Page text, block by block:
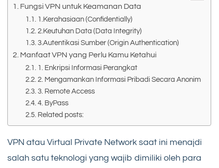
Fungsi VPN untuk Keamanan Data
1.Kerahasiaan (Confidentially)
2.Keutuhan Data (Data Integrity)
3.Autentikasi Sumber (Origin Authentication)
Manfaat VPN yang Perlu Kamu Ketahui
1. Enkripsi Informasi Perangkat
2. Mengamankan Informasi Pribadi Secara Anonim
3. Remote Access
4. ByPass
Related posts:
VPN atau Virtual Private Network saat ini menajdi
salah satu teknologi yang wajib dimiliki oleh para